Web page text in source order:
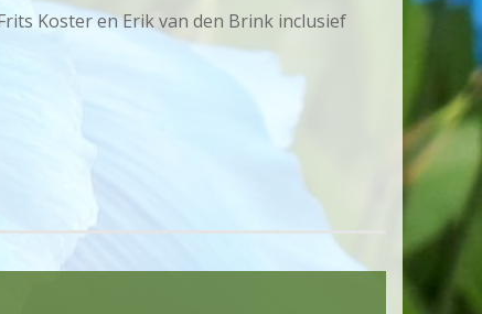
Koster en Erik van den Brink inclusief